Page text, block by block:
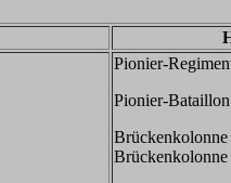
Pionier-
Pionier-